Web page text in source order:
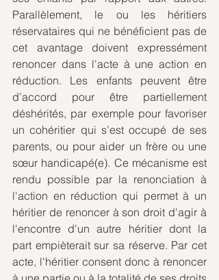
Parallèlement, le ou les héritiers
réservataires qui ne bénéficient pas de
cet avantage doivent expressément
renoncer dans l'acte à une action en
réduction. Les enfants peuvent être
d’accord pour être partiellement
déshérités, par exemple pour favoriser
un cohéritier qui s’est occupé de ses
parents, ou pour aider un frère ou une
sœur handicapé(e). Ce mécanisme est
rendu possible par la renonciation à
l'action en réduction qui permet à un
héritier de renoncer à son droit d'agir à
l'encontre d'un autre héritier dont la
part empièterait sur sa réserve. Par cet
acte, l'héritier consent donc à renoncer